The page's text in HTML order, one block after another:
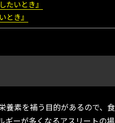
たいとき』
とき』
養素を補う目的があるので、
ギーが多くなるアスリートの